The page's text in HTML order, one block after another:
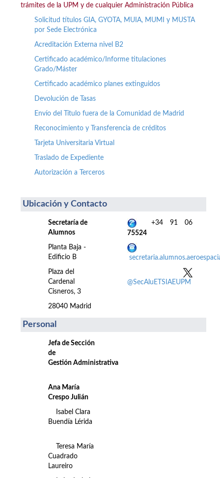
trámites de la UPM y de cualquier Administración Pública
Solicitud títulos GIA, GYOTA, MUIA, MUMI y MUSTA
por Sede Electrónica
Acreditación Externa nivel B2
Certificado académico/Informe titulaciones
Grado/Máster
Certificado académico planes extinguidos
Devolución de Tasas
Envío del Título fuera de la Comunidad de Madrid
Reconocimiento y Transferencia de créditos
Tarjeta Universitaria Virtual
Traslado de Expediente
Autorización a Terceros
Ubicación y Contacto
Secretaría de
Alumnos
Planta Baja -
Edificio B
Plaza del
Cardenal
Cisneros, 3
28040 Madrid
+34 91 06
75524
@SecAluETSIAEUPM
Personal
Jefa de Sección
de
Gestión Administrativa
Ana María
Crespo Julián
Isabel Clara
Buendía Lérida
Teresa María
Cuadrado
Laureiro